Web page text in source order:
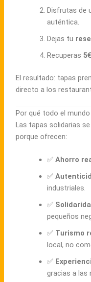
Disfrutas de
auténtica.
Dejas tu
Recuperas
El resultado: tapas
directo a los
Por qué todo el
Las tapas solidarias
porque ofrecen:
✅Ahorro
✅
industriales.
✅
pequeños
✅ Turismo
local, no
✅
gracias a las